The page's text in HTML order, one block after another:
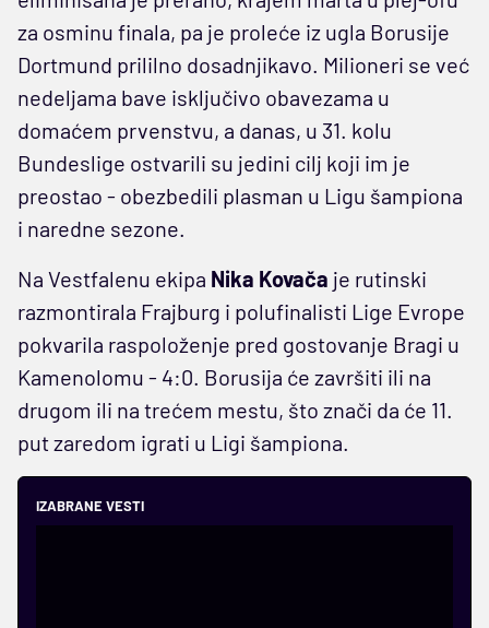
za osminu finala, pa je proleće iz ugla Borusije
Dortmund prililno dosadnjikavo. Milioneri se već
nedeljama bave isključivo obavezama u
domaćem prvenstvu, a danas, u 31. kolu
Bundeslige ostvarili su jedini cilj koji im je
preostao - obezbedili plasman u Ligu šampiona
i naredne sezone.
Na Vestfalenu ekipa Nika Kovača je rutinski
razmontirala Frajburg i polufinalisti Lige Evrope
pokvarila raspoloženje pred gostovanje Bragi u
Kamenolomu - 4:0. Borusija će završiti ili na
drugom ili na trećem mestu, što znači da će 11.
put zaredom igrati u Ligi šampiona.
IZABRANE VESTI